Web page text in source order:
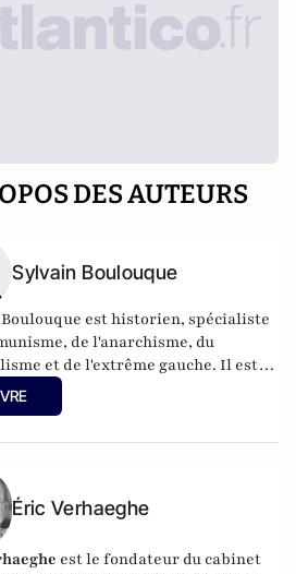
DES AUTEURS
Sylvain Boulouque
est historien, spécialiste
de l'anarchisme, du
et de l'extrême gauche. Il est
deMensonges en gilet jaune : Quand
sociaux et les bobards d'État
2017)
politique).
Éric Verhaeghe
est le fondateur du cabinet